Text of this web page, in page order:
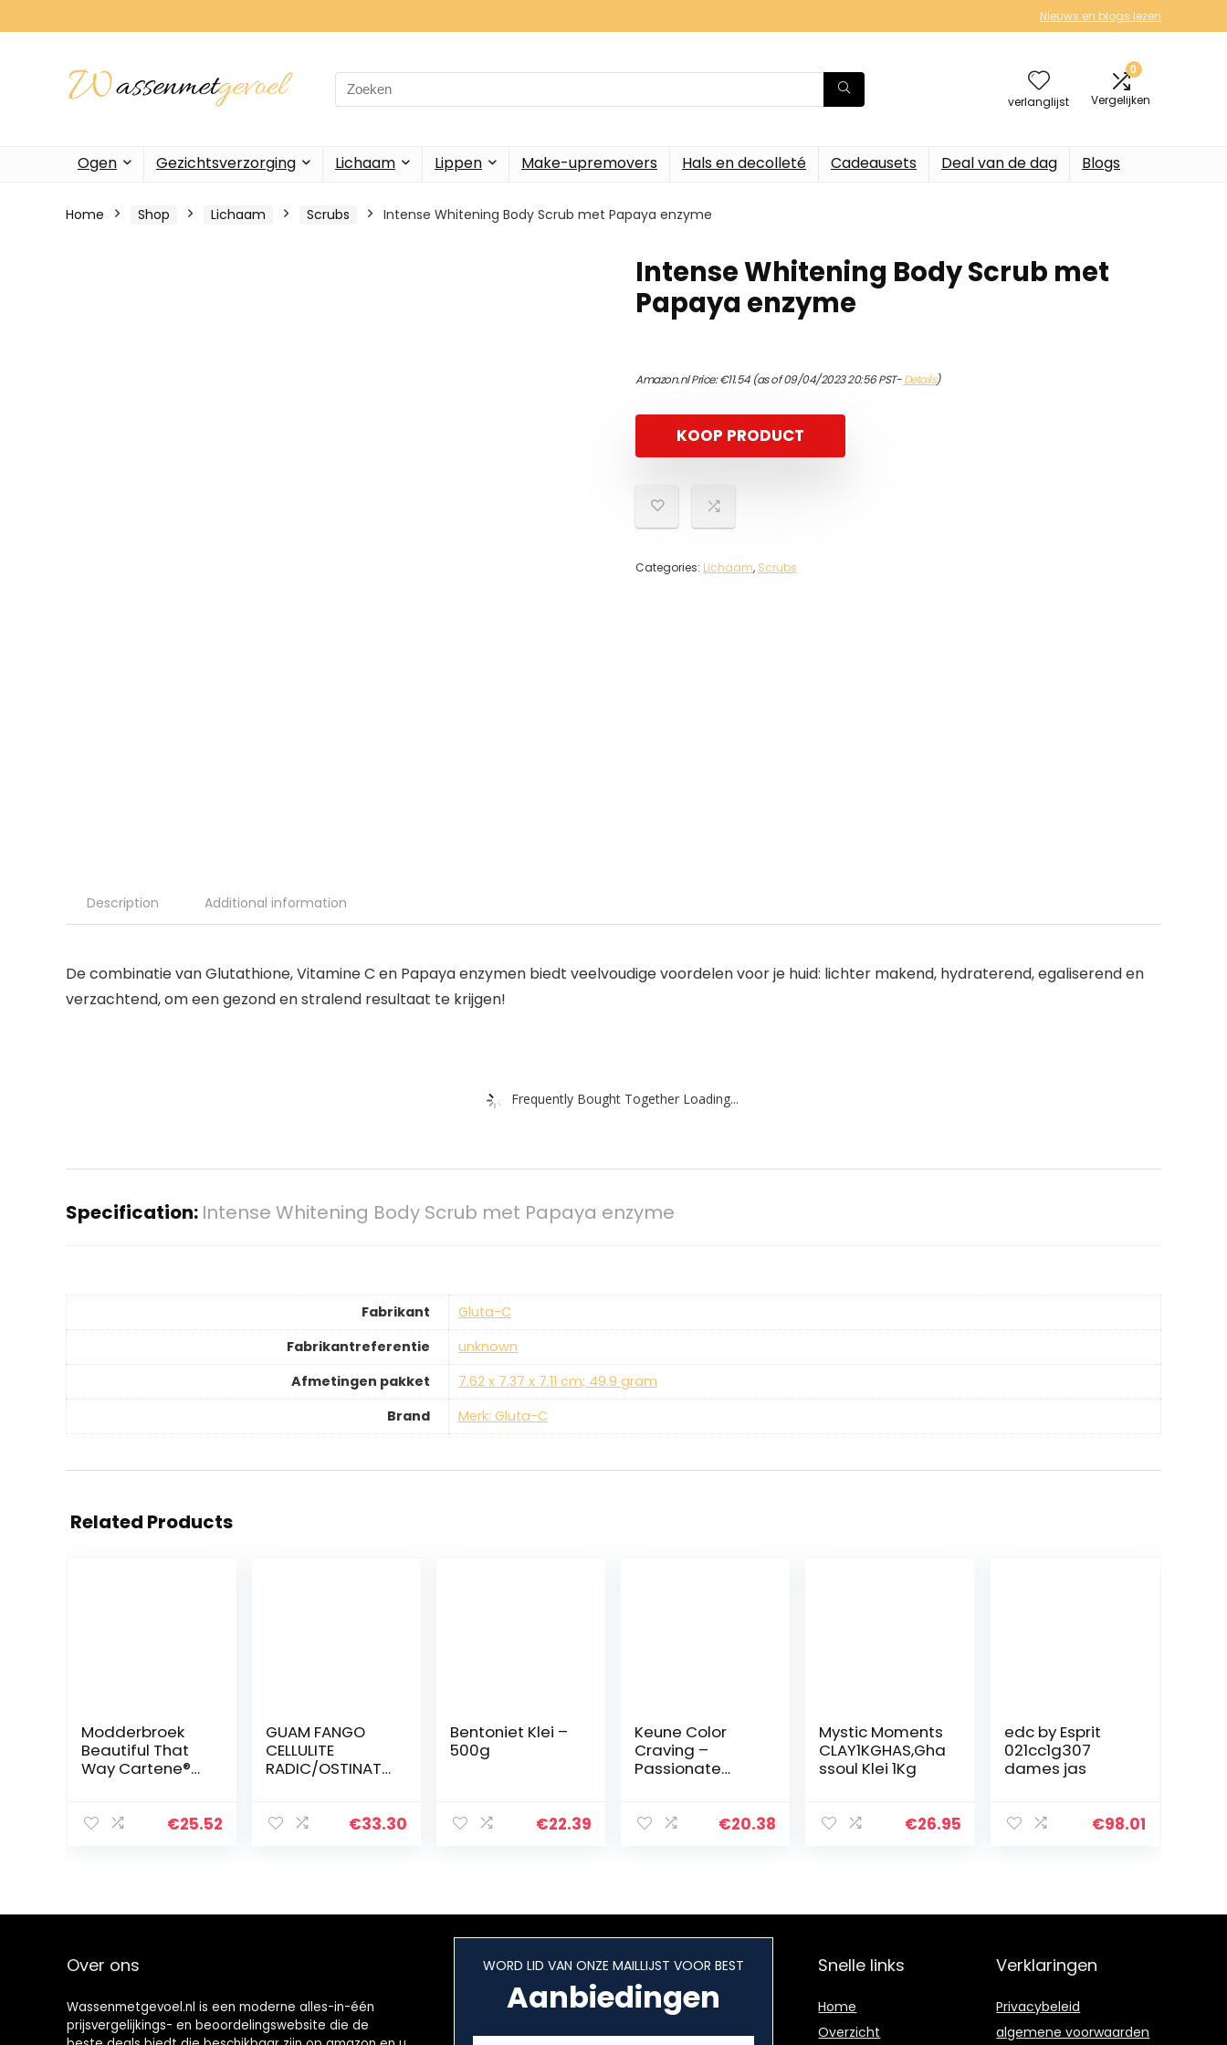
Nieuws en blogs lezen
Search
for:
verlanglijst
0
Vergelijken
Ogen Gezichtsverzorging Lichaam Lippen Make-upremovers Hals en decolleté Cadeausets Deal van de dag Blogs
Home Shop Lichaam Scrubs Intense Whitening Body Scrub met Papaya enzyme
Intense Whitening Body Scrub met
Papaya enzyme
Amazon.nl Price:€11.54(as of 09/04/2023 20:56 PST-Details)
KOOP PRODUCT
Categories: Lichaam, Scrubs
Description Additional information
De combinatie van Glutathione, Vitamine C en Papaya enzymen biedt veelvoudige voordelen voor je huid: lichter makend, hydraterend, egaliserend en
verzachtend, om een gezond en stralend resultaat te krijgen!
Frequently Bought Together Loading...
Specification: Intense Whitening Body Scrub met Papaya enzyme
Fabrikant
‎Gluta-C
Fabrikantreferentie
‎unknown
Afmetingen pakket
‎7.62 x 7.37 x 7.11 cm; 49.9 gram
Brand
Merk: Gluta-C
Related Products
Modderbroek
Beautiful That
Way Cartene®
€25.52
GUAM FANGO
CELLULITE
RADIC/OSTINATA
€33.30
Bentoniet Klei –
500g
€22.39
Keune Color
Craving –
Passionate
€20.38
Mystic Moments
CLAY1KGHAS,Gha
ssoul Klei 1Kg
€26.95
edc by Esprit
021cc1g307
dames jas
€98.01
Over ons
Wassenmetgevoel.nl is een moderne alles-in-één
prijsvergelijkings- en beoordelingswebsite die de
WORD LID VAN ONZE MAILLIJST VOOR BEST
Aanbiedingen
Snelle links
Home
Overzicht
Verklaringen
Privacybeleid
algemene voorwaarden